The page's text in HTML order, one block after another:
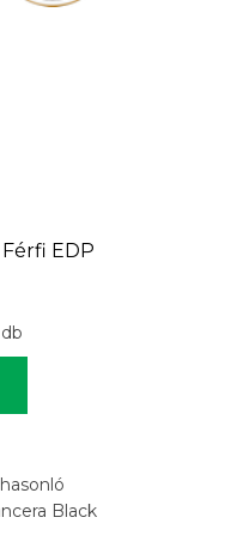
Férfi EDP
Black